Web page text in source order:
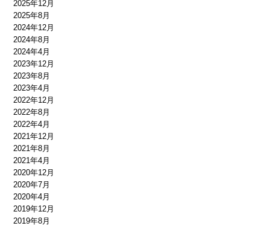
2025年12月
2025年8月
2024年12月
2024年8月
2024年4月
2023年12月
2023年8月
2023年4月
2022年12月
2022年8月
2022年4月
2021年12月
2021年8月
2021年4月
2020年12月
2020年7月
2020年4月
2019年12月
2019年8月